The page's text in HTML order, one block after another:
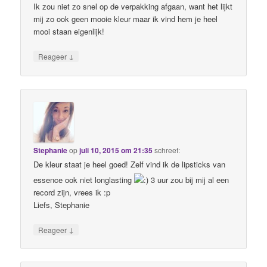
Ik zou niet zo snel op de verpakking afgaan, want het lijkt
mij zo ook geen mooie kleur maar ik vind hem je heel
mooi staan eigenlijk!
Reageer ↓
Stephanieopjuli 10, 2015 om 21:35 schreef:
De kleur staat je heel goed! Zelf vind ik de lipsticks van
essence ook niet longlasting
3 uur zou bij mij al een
record zijn, vrees ik :p
Liefs, Stephanie
Reageer ↓